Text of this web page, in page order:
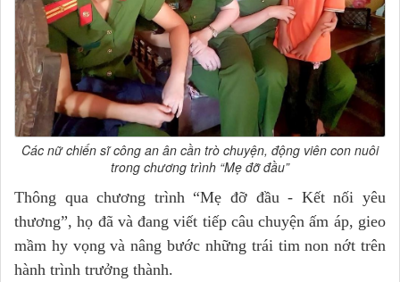
Các nữ chiến sĩ công an ân cần trò chuyện, động viên con nuôi
trong chương trình “Mẹ đỡ đầu”
Thông qua chương trình “Mẹ đỡ đầu - Kết nối yêu
thương”, họ đã và đang viết tiếp câu chuyện ấm áp, gieo
mầm hy vọng và nâng bước những trái tim non nớt trên
hành trình trưởng thành.